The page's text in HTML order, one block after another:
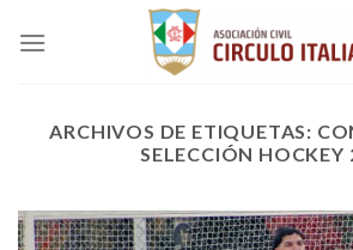
ARCHIVOS DE ETIQUETAS:
SELECCIÓN HOCKEY